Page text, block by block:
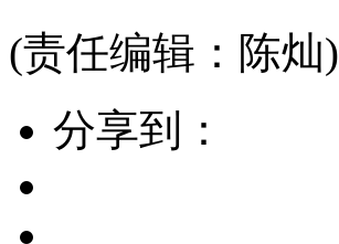
(责任编辑：陈灿)
分享到：